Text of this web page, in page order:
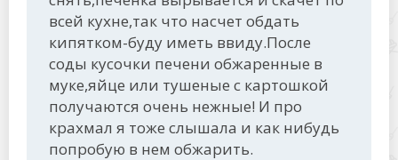
всей кухне,так что насчет обдать
кипятком-буду иметь ввиду.После
соды кусочки печени обжаренные в
муке,яйце или тушеные с картошкой
получаются очень нежные! И про
крахмал я тоже слышала и как нибудь
попробую в нем обжарить.